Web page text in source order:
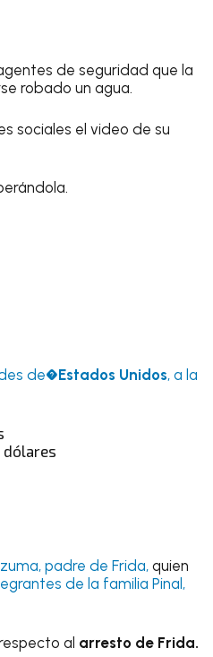
de seguridad que la
robado un agua.
sociales el video de su
de�Estados Unidos, a la
dólares
padre de Frida,quien
de la familia Pinal,
al arresto de Frida.